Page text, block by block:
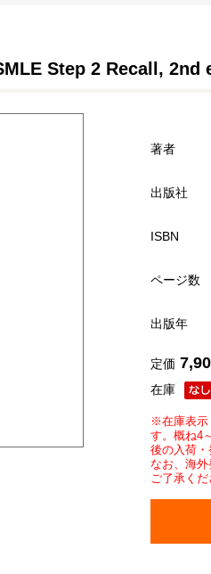
Step 2 Recall, 2nd
著者
出版社
ISBN
ページ数
出版年
在庫
定価
※在庫表示
す。概ね4
後の入荷・
なお、海
ご了承くだ